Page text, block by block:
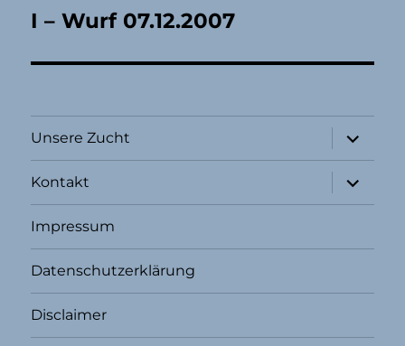
I – Wurf 07.12.2007
Unsere Zucht
öffnen
Kontakt
öffnen
Impressum
Datenschutzerklärung
Disclaimer